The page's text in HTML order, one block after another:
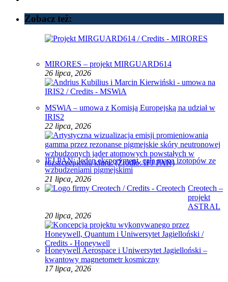
Zobacz też:
MIRORES – projekt MIRGUARD614
26 lipca, 2026
MSWiA – umowa z Komisją Europejską na udział w
IRIS2
22 lipca, 2026
IFJ PAN: Jeden eksperyment, cała mapa izotopów ze
wzbudzeniami pigmejskimi
21 lipca, 2026
Creotech –
projekt
ASTRAL
20 lipca, 2026
Honeywell Aerospace i Uniwersytet Jagielloński –
kwantowy magnetometr kosmiczny
17 lipca, 2026